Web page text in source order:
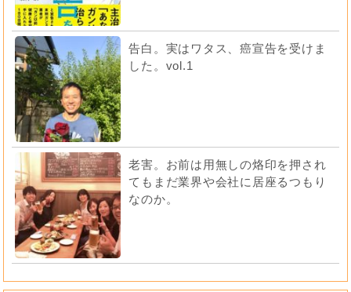
告白。実はワタス、癌宣告を受けま
した。vol.1
老害。お前は用無しの烙印を押され
てもまだ業界や会社に居座るつもり
なのか。